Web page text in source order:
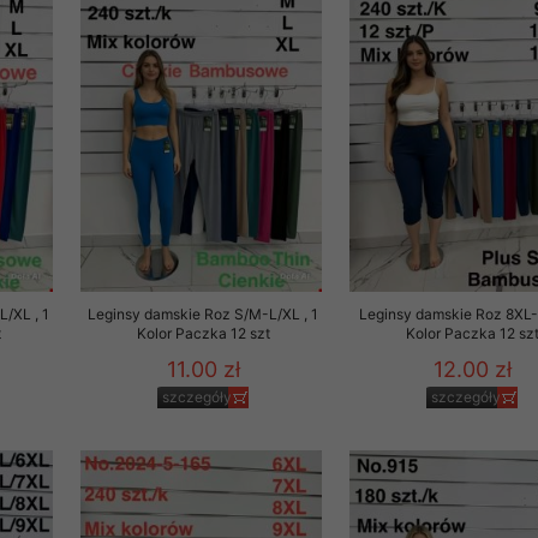
XL , 1
Leginsy damskie Roz S/M-L/XL , 1
Kolor Paczka 12 szt
11.00 zł
szczegóły
Leginsy damskie Roz
Kolor Paczka 12 szt
12.00 zł
szczegóły
sierpnia 1997 r. o
przechowujemy na
jedynie uprawnieni
danych w celu
osobom trzecim,
na podstawie
na komputerze Klienta
naszej oferty do
internetowej
tych plików
na komputerze